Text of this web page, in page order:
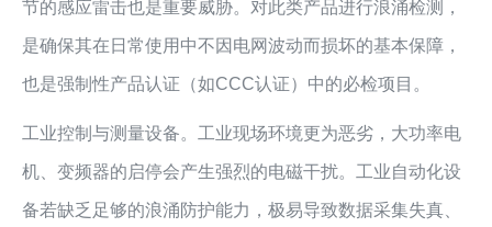
节的感应雷击也是重要威胁。对此类产品进行浪涌检测，
是确保其在日常使用中不因电网波动而损坏的基本保障，
也是强制性产品认证（如CCC认证）中的必检项目。
工业控制与测量设备。工业现场环境更为恶劣，大功率电
机、变频器的启停会产生强烈的电磁干扰。工业自动化设
备若缺乏足够的浪涌防护能力，极易导致数据采集失真、